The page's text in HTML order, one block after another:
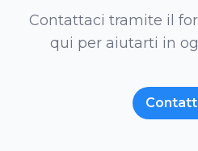
Contattaci tramite il
qui per aiutarti in